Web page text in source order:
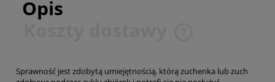
Opis
Sprawność jest zdobytą umiejętnością, którą zuchenka lub zuch